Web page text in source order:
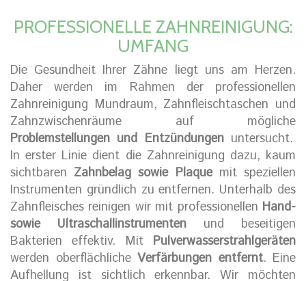
PROFESSIONELLE ZAHNREINIGUNG:
UMFANG
Die Gesundheit Ihrer Zähne liegt uns am Herzen.
Daher werden im Rahmen der professionellen
Zahnreinigung Mundraum, Zahnfleischtaschen und
Zahnzwischenräume auf mögliche
Problemstellungen und Entzündungenuntersucht.
In erster Linie dient die Zahnreinigung dazu, kaum
sichtbaren Zahnbelag sowie Plaquemit speziellen
Instrumenten gründlich zu entfernen. Unterhalb des
Zahnfleisches reinigen wir mit professionellen Hand-
sowie Ultraschallinstrumenten und beseitigen
Bakterien effektiv. Mit Pulverwasserstrahlgeräten
werden oberflächliche Verfärbungen entfernt. Eine
Aufhellung ist sichtlich erkennbar. Wir möchten